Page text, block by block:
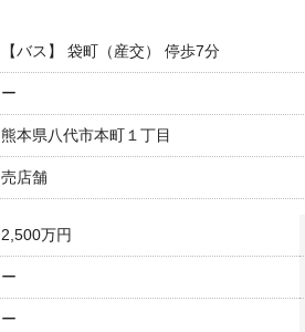
【バス】 袋町（産交） 停歩7分
ー
熊本県八代市本町１丁目
売店舗
2,500万円
ー
ー